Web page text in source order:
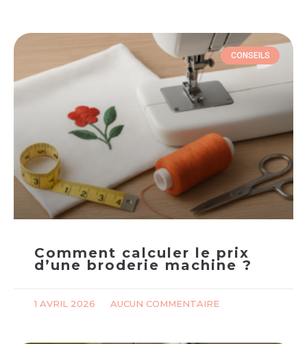
CONSEILS
Comment calculer le prix
d’une broderie machine ?
1 AVRIL 2026 AUCUN COMMENTAIRE